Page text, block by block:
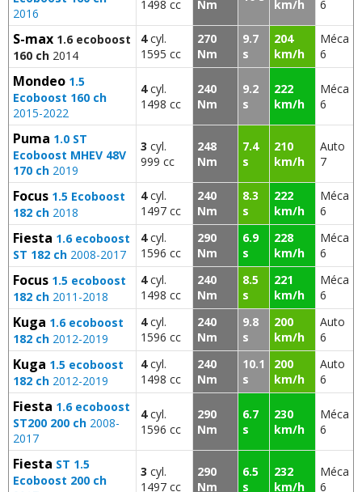
2016
1498 cc
Nm
km/h
6
S-max 1.6 ecoboost
160 ch 2014
4cyl.
1595 cc
270
Nm
9.7
s
204
km/h
Méca
6
Mondeo 1.5
Ecoboost 160 ch
2015-2022
4cyl.
1498 cc
240
Nm
9.2
s
222
km/h
Méca
6
Puma 1.0 ST
Ecoboost MHEV 48V
170 ch 2019
3 cyl.
999 cc
248
Nm
7.4
s
210
km/h
Auto
7
Focus 1.5 Ecoboost
182 ch 2018
4cyl.
1497 cc
240
Nm
8.3
s
222
km/h
Méca
6
Fiesta 1.6 ecoboost
ST 182 ch 2008-2017
4cyl.
1596 cc
290
Nm
6.9
s
228
km/h
Méca
6
Focus 1.5 ecoboost
182 ch 2011-2018
4cyl.
1498 cc
240
Nm
8.5
s
221
km/h
Méca
6
Kuga 1.6 ecoboost
182 ch 2012-2019
4cyl.
1596 cc
240
Nm
9.8
s
200
km/h
Auto
6
Kuga 1.5 ecoboost
182 ch 2012-2019
4cyl.
1498 cc
240
Nm
10.1
s
200
km/h
Auto
6
Fiesta 1.6 ecoboost
ST200 200 ch 2008-
2017
4cyl.
1596 cc
290
Nm
6.7
s
230
km/h
Méca
6
Fiesta ST 1.5
Ecoboost 200 ch
3 cyl.
1497 cc
290
Nm
6.5
s
232
km/h
Méca
6